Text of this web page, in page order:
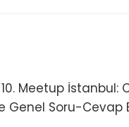
Meetup İstanbul:
Genel Soru-Cevap